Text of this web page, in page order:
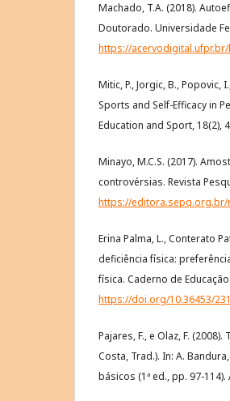
Machado, T.A. (2018).
Doutorado. Universidade
https://
Mitic, P., Jorgic, B., Popovic,
Sports and Self-Efficacy in
Education and Sport, 18(2),
Minayo, M.C.S. (2017).
controvérsias. Revista
https://
Erina Palma, L., Conterato
deficiência física:
física. Caderno de
https://doi.org/10.36453/
Pajares, F., e Olaz, F.
Costa, Trad.). In: A.
básicos (1ª ed., pp. 97-